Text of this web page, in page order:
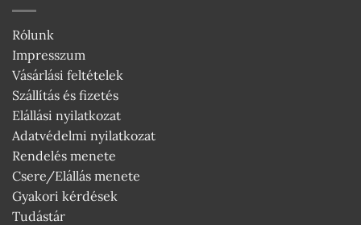
Rólunk
Impresszum
Vásárlási feltételek
Szállítás és fizetés
Elállási nyilatkozat
Adatvédelmi nyilatkozat
Rendelés menete
Csere/Elállás menete
Gyakori kérdések
Tudástár